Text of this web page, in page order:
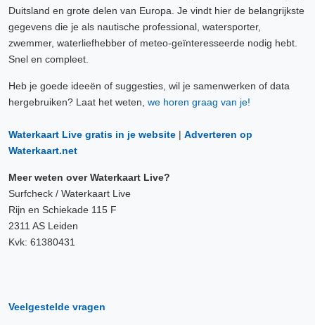
Duitsland en grote delen van Europa. Je vindt hier de belangrijkste
gegevens die je als nautische professional, watersporter,
zwemmer, waterliefhebber of meteo-geïnteresseerde nodig hebt.
Snel en compleet.
Heb je goede ideeën of suggesties, wil je samenwerken of data
hergebruiken? Laat het weten, we horen graag van je!
Waterkaart Live gratis in je website | Adverteren op
Waterkaart.net
Meer weten over Waterkaart Live?
Surfcheck / Waterkaart Live
Rijn en Schiekade 115 F
2311 AS Leiden
Kvk: 61380431
Veelgestelde vragen